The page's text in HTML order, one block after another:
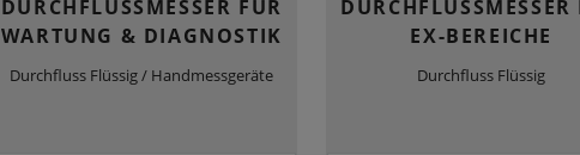
DURCHFLUSSMESSER FÜR
WARTUNG & DIAGNOSTIK
Durchfluss Flüssig / Handmessgeräte
DURCHFLUSSMESSER
EX-BEREICHE
Durchfluss Flüssig